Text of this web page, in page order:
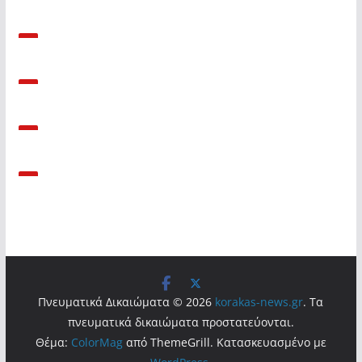
Πνευματικά Δικαιώματα © 2026 korakas-news.gr. Τα
πνευματικά δικαιώματα προστατεύονται.
Θέμα: ColorMagαπό ThemeGrill. Κατασκευασμένο με